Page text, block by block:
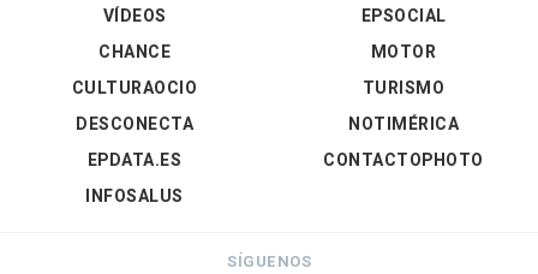
VÍDEOS
EPSOCIAL
CHANCE
CULTURAOCIO
DESCONECTA
EPDATA.ES
INFOSALUS
MOTOR
TURISMO
NOTIMÉRICA
CONTACTOPHOTO
SÍGUENOS